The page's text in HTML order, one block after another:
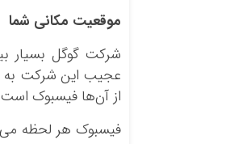
موقعیت مکانی شما
شرکت گوگل بسیار
عجیب این شرکت به
از آن‌ها فیسبوک
فیسبوک هر لحظه